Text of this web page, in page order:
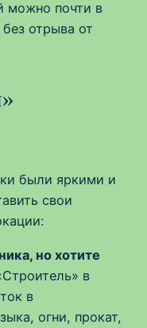
можно почти в
отрыва от
были яркими и
свои
но хотите
в
в
огни, прокат,